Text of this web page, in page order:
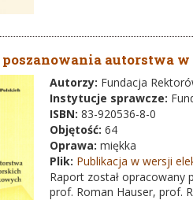
poszanowania
Autorzy: Fundacja
Instytucje sprawcze:
ISBN: 83-920536-8-0
Objętość: 64
Oprawa: miękka
Plik: Publikacja w wersji
Raport został opracowany
prof. Roman Hauser, prof.